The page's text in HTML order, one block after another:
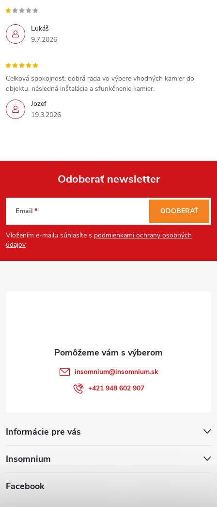
Lukáš
9.7.2026
Jozef
19.3.2026
Celková spokojnosť, dobrá rada vo výbere vhodných kamier do
objektu, následná inštalácia a sfunkčnenie kamier.
Z
á
p
Odoberať newsletter
Email
Vložením e-mailu súhlasíte s podmienkami ochrany osobných
údajov
ODOBERAŤ
Informácie pre vás
Insomnium
Facebook
insomnium@insomnium.sk
+421 948 602 907